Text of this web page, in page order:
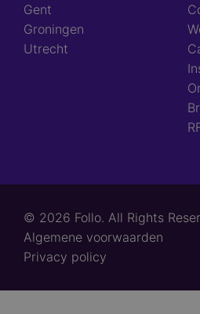
Gent
Groningen
Utrecht
© 2026 Follo. All Rights
Footer
links
Algemene voorwaarden
Privacy policy